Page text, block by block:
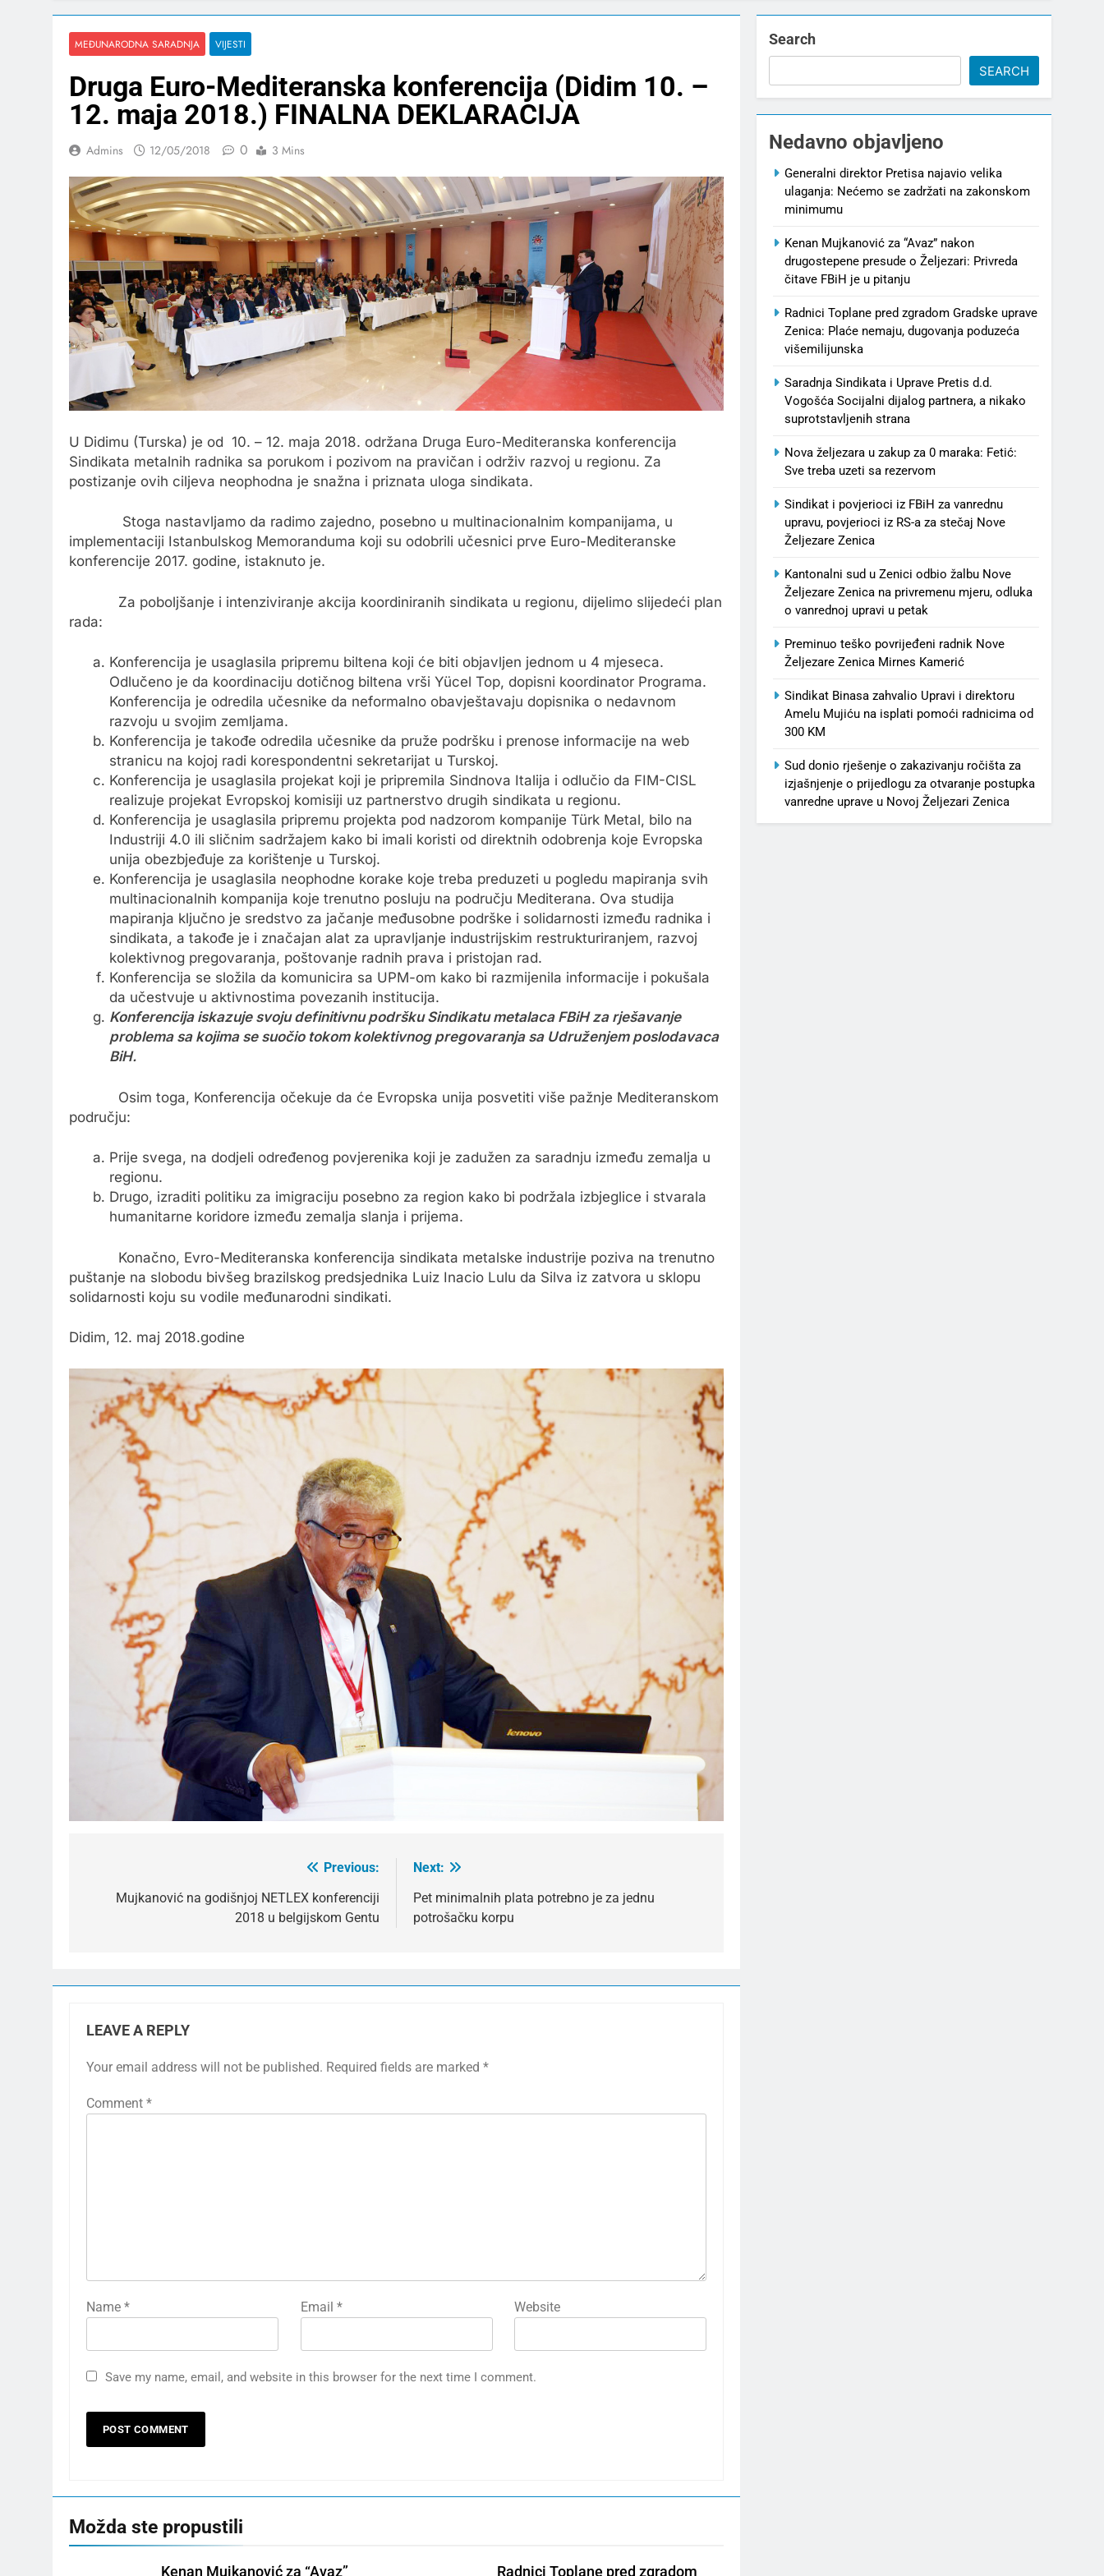
MEĐUNARODNA SARADNJA VIJESTI
Druga Euro-Mediteranska konferencija (Didim 10. –
12. maja 2018.) FINALNA DEKLARACIJA
Admins 12/05/2018 0 3 Mins
U Didimu (Turska) je od 10. – 12. maja 2018. održana Druga Euro-Mediteranska konferencija
Sindikata metalnih radnika sa porukom i pozivom na pravičan i održiv razvoj u regionu. Za
postizanje ovih ciljeva neophodna je snažna i priznata uloga sindikata.
Stoga nastavljamo da radimo zajedno, posebno u multinacionalnim kompanijama, u
implementaciji Istanbulskog Memoranduma koji su odobrili učesnici prve Euro-Mediteranske
konferencije 2017. godine, istaknuto je.
Za poboljšanje i intenziviranje akcija koordiniranih sindikata u regionu, dijelimo slijedeći plan
rada:
Konferencija je usaglasila pripremu biltena koji će biti objavljen jednom u 4 mjeseca.
Odlučeno je da koordinaciju dotičnog biltena vrši Yücel Top, dopisni koordinator Programa.
Konferencija je odredila učesnike da neformalno obavještavaju dopisnika o nedavnom
razvoju u svojim zemljama.
Konferencija je takođe odredila učesnike da pruže podršku i prenose informacije na web
stranicu na kojoj radi korespondentni sekretarijat u Turskoj.
Konferencija je usaglasila projekat koji je pripremila Sindnova Italija i odlučio da FIM-CISL
realizuje projekat Evropskoj komisiji uz partnerstvo drugih sindikata u regionu.
Konferencija je usaglasila pripremu projekta pod nadzorom kompanije Türk Metal, bilo na
Industriji 4.0 ili sličnim sadržajem kako bi imali koristi od direktnih odobrenja koje Evropska
unija obezbjeđuje za korištenje u Turskoj.
Konferencija je usaglasila neophodne korake koje treba preduzeti u pogledu mapiranja svih
multinacionalnih kompanija koje trenutno posluju na području Mediterana. Ova studija
mapiranja ključno je sredstvo za jačanje međusobne podrške i solidarnosti između radnika i
sindikata, a takođe je i značajan alat za upravljanje industrijskim restrukturiranjem, razvoj
kolektivnog pregovaranja, poštovanje radnih prava i pristojan rad.
Konferencija se složila da komunicira sa UPM-om kako bi razmijenila informacije i pokušala
da učestvuje u aktivnostima povezanih institucija.
Konferencija iskazuje svoju definitivnu podršku Sindikatu metalaca FBiH za rješavanje
problema sa kojima se suočio tokom kolektivnog pregovaranja sa Udruženjem poslodavaca
BiH.
Osim toga, Konferencija očekuje da će Evropska unija posvetiti više pažnje Mediteranskom
području:
Prije svega, na dodjeli određenog povjerenika koji je zadužen za saradnju između zemalja u
regionu.
Drugo, izraditi politiku za imigraciju posebno za region kako bi podržala izbjeglice i stvarala
humanitarne koridore između zemalja slanja i prijema.
Konačno, Evro-Mediteranska konferencija sindikata metalske industrije poziva na trenutno
puštanje na slobodu bivšeg brazilskog predsjednika Luiz Inacio Lulu da Silva iz zatvora u sklopu
solidarnosti koju su vodile međunarodni sindikati.
Didim, 12. maj 2018.godine
navigation
Previous:
Mujkanović na godišnjoj NETLEX konferenciji
2018 u belgijskom Gentu
Next:
Pet minimalnih plata potrebno je za jednu
potrošačku korpu
LEAVE A REPLY
Your email address will not be published. Required fields are marked *
Comment *
Name * Email * Website
Save my name, email, and website in this browser for the next time I comment.
Možda ste propustili
Kenan Mujkanović za “Avaz” Radnici Toplane pred zgradom
Search
SEARCH
Nedavno objavljeno
Generalni direktor Pretisa najavio velika
ulaganja: Nećemo se zadržati na zakonskom
minimumu
Kenan Mujkanović za “Avaz” nakon
drugostepene presude o Željezari: Privreda
čitave FBiH je u pitanju
Radnici Toplane pred zgradom Gradske uprave
Zenica: Plaće nemaju, dugovanja poduzeća
višemilijunska
Saradnja Sindikata i Uprave Pretis d.d.
Vogošća Socijalni dijalog partnera, a nikako
suprotstavljenih strana
Nova željezara u zakup za 0 maraka: Fetić:
Sve treba uzeti sa rezervom
Sindikat i povjerioci iz FBiH za vanrednu
upravu, povjerioci iz RS-a za stečaj Nove
Željezare Zenica
Kantonalni sud u Zenici odbio žalbu Nove
Željezare Zenica na privremenu mjeru, odluka
o vanrednoj upravi u petak
Preminuo teško povrijeđeni radnik Nove
Željezare Zenica Mirnes Kamerić
Sindikat Binasa zahvalio Upravi i direktoru
Amelu Mujiću na isplati pomoći radnicima od
300 KM
Sud donio rješenje o zakazivanju ročišta za
izjašnjenje o prijedlogu za otvaranje postupka
vanredne uprave u Novoj Željezari Zenica